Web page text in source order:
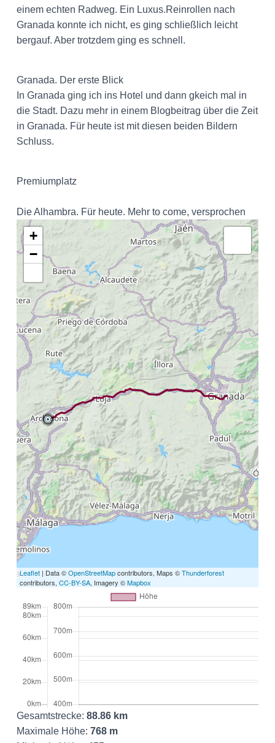
einem echten Radweg. Ein Luxus.Reinrollen nach
Granada konnte ich nicht, es ging schließlich leicht
bergauf. Aber trotzdem ging es schnell.
Granada. Der erste Blick
In Granada ging ich ins Hotel und dann gkeich mal in
die Stadt. Dazu mehr in einem Blogbeitrag über die Zeit
in Granada. Für heute ist mit diesen beiden Bildern
Schluss.
Premiumplatz
Die Alhambra. Für heute. Mehr to come, versprochen
+
−
Leaflet | Data ©OpenStreetMapcontributors, Maps ©Thunderforest
contributors, CC-BY-SA, Imagery ©Mapbox
Gesamtstrecke: 88.86 km
Maximale Höhe: 768 m